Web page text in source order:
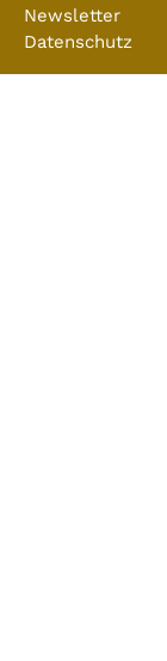
Newsletter
Datenschutz